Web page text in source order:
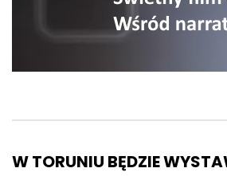
W TORUNIU BĘDZIE